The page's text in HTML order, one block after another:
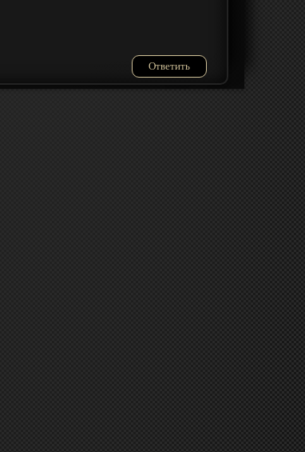
Ответить